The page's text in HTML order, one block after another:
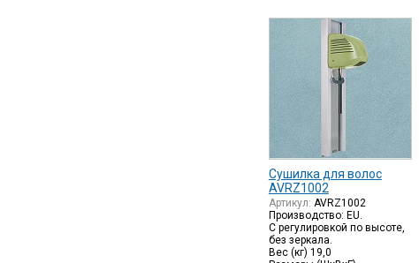
Сушилка для волос
AVRZ1002
Артикул: AVRZ1002
Производство: EU.
С регулировкой по высоте,
без зеркала.
Вес (кг) 19,0